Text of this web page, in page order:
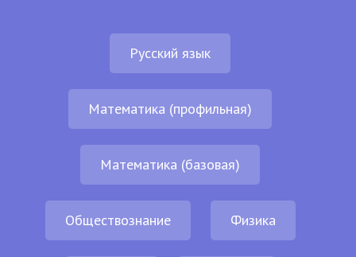
Русский язык
Математика (профильная)
Математика (базовая)
Обществознание Физика